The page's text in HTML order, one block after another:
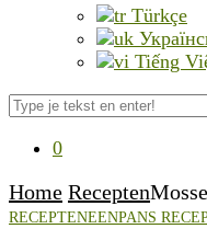
Türkçe
Tiếng
0
Home Recepten
RECEPTENEENPANS